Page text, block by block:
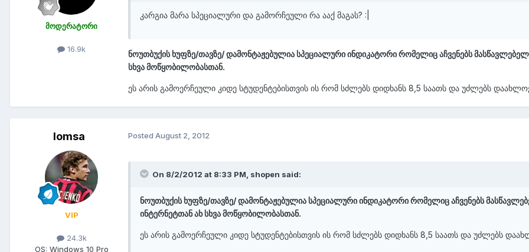
მოდერატორი
16.9k
კარგია მარა სპეციალური და გამორჩეული რა ააქ მაგას? :|
ნოუთბუქის ხუფზე/თავზე/ დამონტაჟებულია სპეციალური ინდიკატორი რომელიც აჩვენებს
სხვა მოწყობილობასთან.
ეს არის გამოერჩეული კიდე სტუდენტებისთვის ის რომ სძლებს დიდხანს 8,5 საათს და უძლებს
lomsa
VIP
24.3k
OS: Windows 10 Pro
Posted August 2, 2012
On 8/2/2012 at 8:33 PM, shopen said:
ნოუთბუქის ხუფზე/თავზე/ დამონტაჟებულია სპეციალური ინდიკატორი რომელიც აჩვენებს
ინტერნეტთან ახ სხვა მოწყობილობასთან.
ეს არის გამოერჩეული კიდე სტუდენტებისთვის ის რომ სძლებს დიდხანს 8,5 საათს და უძლებს